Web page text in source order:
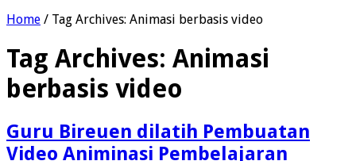
Home / Tag Archives: Animasi berbasis video
Tag Archives: Animasi
berbasis video
Guru Bireuen dilatih Pembuatan
Video Animinasi Pembelajaran